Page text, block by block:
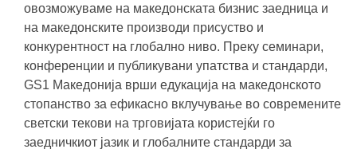
овозможуваме на македонската бизнис заедница и
на македонските производи присуство и
конкурентност на глобално ниво. Преку семинари,
конференции и публикувани упатства и стандарди,
GS1 Македонија врши едукација на македонското
стопанство за ефикасно вклучување во современите
светски текови на трговијата користејќи го
заедничкиот јазик и глобалните стандарди за